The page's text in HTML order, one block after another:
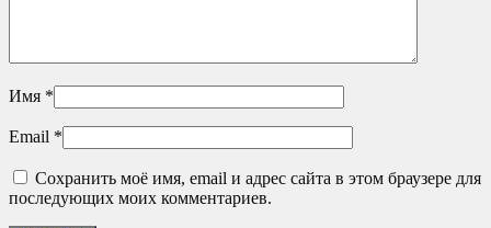
Имя *
Email *
Сохранить моё имя, email и адрес сайта в этом браузере для
последующих моих комментариев.